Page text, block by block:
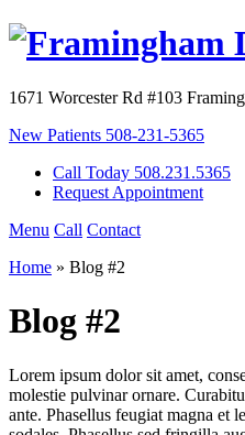
1671 Worcester Rd #103
New Patients 508-231-5365
Call Today 508.231.5365
Request Appointment
Menu Call Contact
Home » Blog #2
Blog #2
Lorem ipsum dolor sit amet,
molestie pulvinar ornare.
ante. Phasellus feugiat magna et